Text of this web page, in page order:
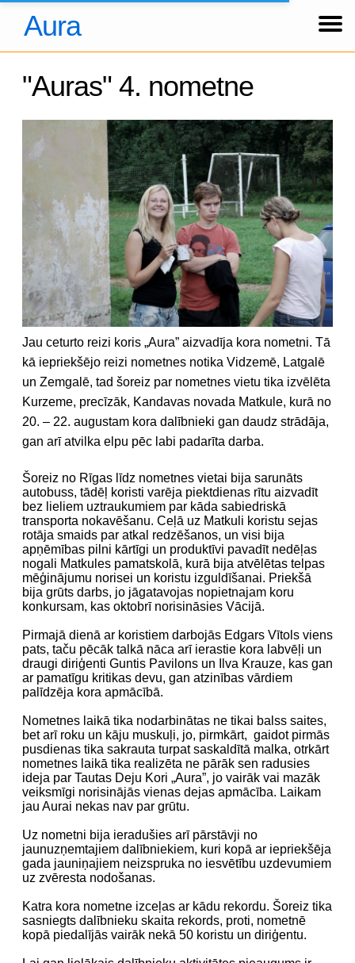
Aura
"Auras" 4. nometne
Jau ceturto reizi koris „Aura” aizvadīja kora nometni. Tā
kā iepriekšējo reizi nometnes notika Vidzemē, Latgalē
un Zemgalē, tad šoreiz par nometnes vietu tika izvēlēta
Kurzeme, precīzāk, Kandavas novada Matkule, kurā no
20. – 22. augustam kora dalībnieki gan daudz strādāja,
gan arī atvilka elpu pēc labi padarīta darba.
Šoreiz no Rīgas līdz nometnes vietai bija sarunāts
autobuss, tādēļ koristi varēja piektdienas rītu aizvadīt
bez lieliem uztraukumiem par kāda sabiedriskā
transporta nokavēšanu. Ceļā uz Matkuli koristu sejas
rotāja smaids par atkal redzēšanos, un visi bija
apņēmības pilni kārtīgi un produktīvi pavadīt nedēļas
nogali Matkules pamatskolā, kurā bija atvēlētas telpas
mēģinājumu norisei un koristu izguldīšanai. Priekšā
bija grūts darbs, jo jāgatavojas nopietnajam koru
konkursam, kas oktobrī norisināsies Vācijā.
Pirmajā dienā ar koristiem darbojās Edgars Vītols viens
pats, taču pēcāk talkā nāca arī ierastie kora labvēļi un
draugi diriģenti Guntis Pavilons un Ilva Krauze, kas gan
ar pamatīgu kritikas devu, gan atzinības vārdiem
palīdzēja kora apmācībā.
Nometnes laikā tika nodarbinātas ne tikai balss saites,
bet arī roku un kāju muskuļi, jo, pirmkārt, gaidot pirmās
pusdienas tika sakrauta turpat saskaldītā malka, otrkārt
nometnes laikā tika realizēta ne pārāk sen radusies
ideja par Tautas Deju Kori „Aura”, jo vairāk vai mazāk
veiksmīgi norisinājās vienas dejas apmācība. Laikam
jau Aurai nekas nav par grūtu.
Uz nometni bija ieradušies arī pārstāvji no
jaunuzņemtajiem dalībniekiem, kuri kopā ar iepriekšēja
gada jauniņajiem neizspruka no iesvētību uzdevumiem
uz zvēresta nodošanas.
Katra kora nometne izceļas ar kādu rekordu. Šoreiz tika
sasniegts dalībnieku skaita rekords, proti, nometnē
kopā piedalījās vairāk nekā 50 koristu un diriģentu.